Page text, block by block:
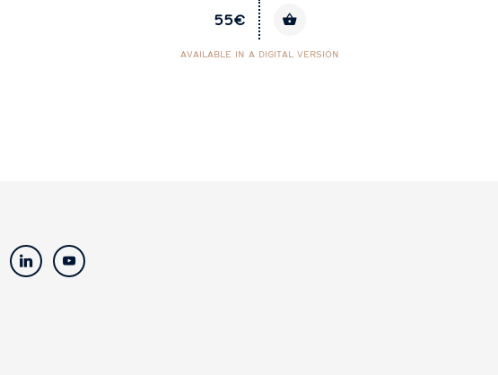
55€
AVAILABLE IN A DIGITAL VERSION